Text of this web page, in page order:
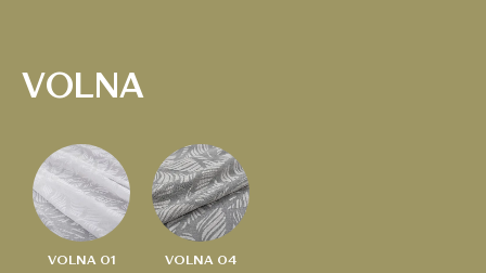
VOLNA
VOLNA 01 VOLNA 04